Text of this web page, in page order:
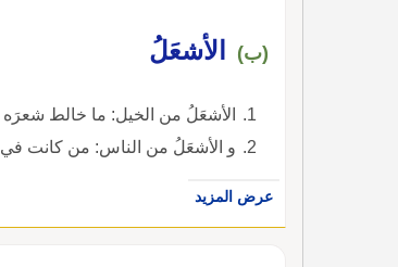
(ب) الأشعَلُ
الأشعَلُ من الخيل: ما خالط
و الأشعَلُ من الناس: من كانت
عرض المزيد